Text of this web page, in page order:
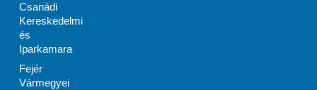
Csanádi
Kereskedelmi
és
Iparkamara
Fejér
Vármegyei